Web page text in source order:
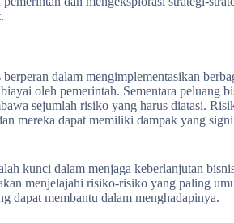
dalam mengimplementasikan
oleh pemerintah. Sementara peluang
sejumlah risiko yang harus diatasi.
mereka dapat memiliki dampak yang
kunci dalam menjaga keberlanjutan
menjelajahi risiko-risiko yang paling
dapat membantu dalam menghadapinya.